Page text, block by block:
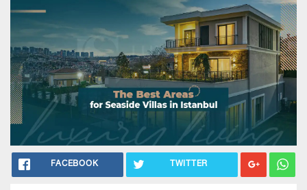
FACEBOOK TWITTER